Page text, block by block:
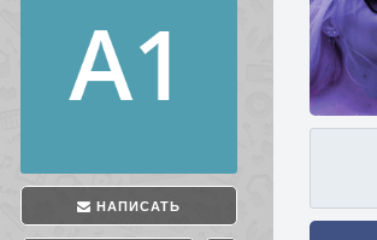
НАПИСАТЬ